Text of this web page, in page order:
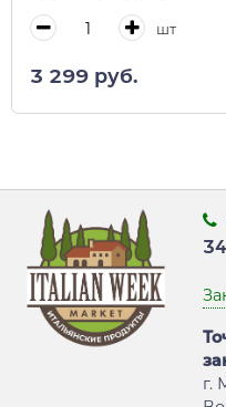
шт
3 299 руб.
г.